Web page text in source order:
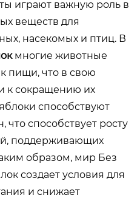
играют важную роль в
веществ для
насекомых и птиц. В
многие животные
пищи, что в свою
к сокращению их
способствуют
способствует росту
поддерживающих
образом, мир Без
создает условия для
и снижает